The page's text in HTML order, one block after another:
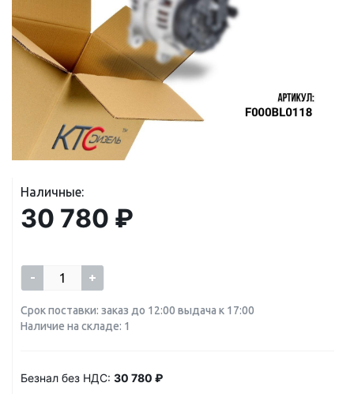
Наличные:
30 780 ₽
- +
Срок поставки: заказ до 12:00 выдача к 17:00
Наличие на складе: 1
Безнал без НДС: 30 780 ₽